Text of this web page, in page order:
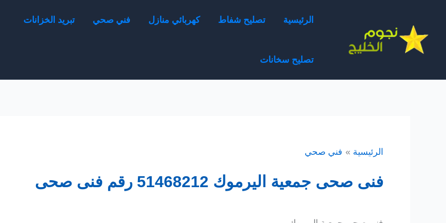
المحتوى
الرئيسية تصليح شفاط كهربائي منازل فني صحي تبريد الخزانات
تصليح سخانات
الرئيسية فني صحي
فنى صحى جمعية اليرموك 51468212 رقم فنى صحى